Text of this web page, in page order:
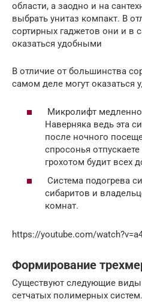
области, а заодно и на
выбрать унитаз компакт. В
сортирных гаджетов они и в
оказаться удобными
В отличие от большинства
самом деле могут оказаться
Микролифт
Наверняка ведь эта
после ночного
спросонья
грохотом будит всех
Система подогрева
сибаритов и
комнат.
https://youtube.com/
Формирование
Существуют следующие
сетчатых полимерных систем.